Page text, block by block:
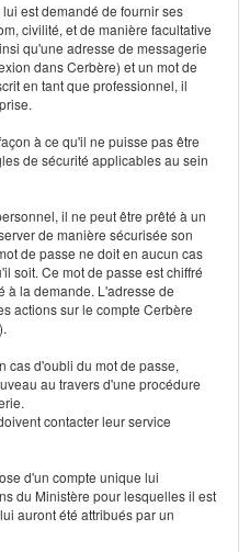
est demandé de fournir ses
civilité, et de manière facultative
qu'une adresse de messagerie
dans Cerbère) et un mot de
en tant que professionnel, il
à ce qu'il ne puisse pas être
de sécurité applicables au sein
il ne peut être prêté à un
de manière sécurisée son
de passe ne doit en aucun cas
soit. Ce mot de passe est chiffré
à la demande. L'adresse de
actions sur le compte Cerbère
cas d'oubli du mot de passe,
au travers d'une procédure
contacter leur service
d'un compte unique lui
du Ministère pour lesquelles il est
auront été attribués par un